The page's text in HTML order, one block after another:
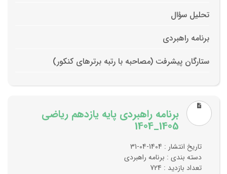
تحلیل سؤال
برنامه راهبردی
ستارگان پیشرفت (مصاحبه با رتبه برترهای کنکور)
برنامه راهبردی پایه یازدهم ریاضی
1405_1404
تاریخ انتشار : 1404-04-31
دسته بندی : برنامه راهبردی
تعداد بازدید : 724